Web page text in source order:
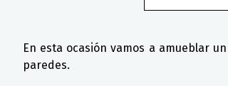
En esta ocasión vamos a amueblar
paredes.